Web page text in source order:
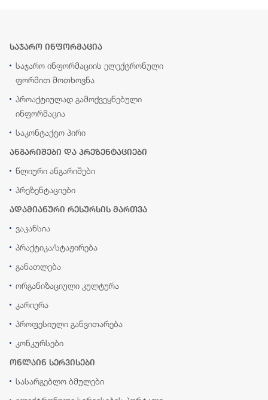
საჯარო ინფორმაცია
საჯარო ინფორმაციის ელექტრონული
ფორმით მოთხოვნა
პროაქტიულად გამოქვეყნებული
ინფორმაცია
საკონტაქტო პირი
ანგარიშები და პრეზენტაციები
წლიური ანგარიშები
პრეზენტაციები
ადამიანური რესურსის მართვა
ვაკანსია
პრაქტიკა/სტაჟირება
განათლება
ორგანიზაციული კულტურა
კარიერა
პროფესიული განვითარება
კონკურსები
ონლაინ სერვისები
სასარგებლო ბმულები